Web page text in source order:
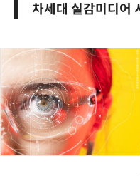
차세대 실감미디어